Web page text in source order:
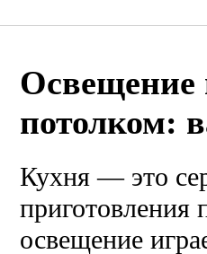
Освещение
потолком:
Кухня — это
освещение